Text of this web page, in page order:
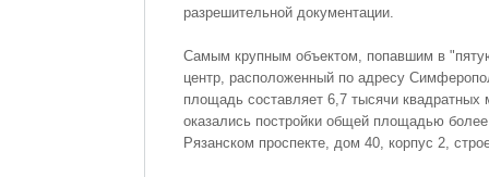
разрешительной документации.
Самым крупным объектом, попавшим в
центр, расположенный по адресу
площадь составляет 6,7 тысячи квадратных
оказались постройки общей площадью
Рязанском проспекте, дом 40, корпус 2,